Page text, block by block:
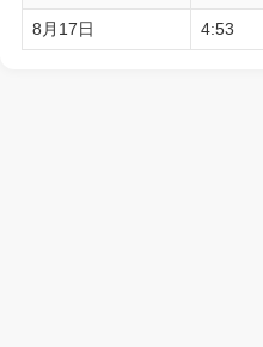
8月17日 4:53